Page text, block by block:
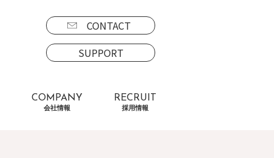
CONTACT
SUPPORT
COMPANY
会社情報
RECRUIT
採用情報